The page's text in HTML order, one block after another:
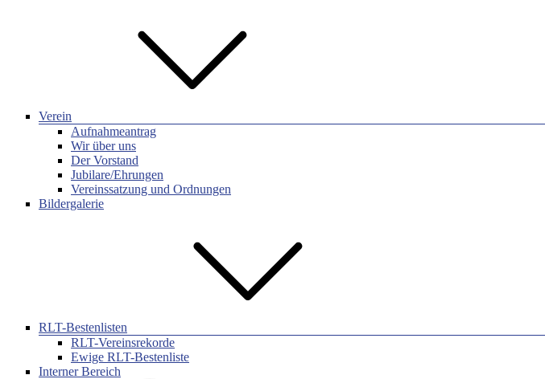
Verein
Aufnahmeantrag
Wir über uns
Der Vorstand
Jubilare/Ehrungen
Vereinssatzung und Ordnungen
Bildergalerie
RLT-Bestenlisten
RLT-Vereinsrekorde
Ewige RLT-Bestenliste
Interner Bereich